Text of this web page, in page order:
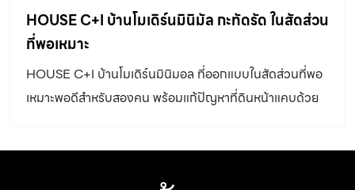
HOUSE C+I บ้านโมเดิร์นมินิมัล กะทัดรัด ในสัดส่วน
ที่พอเหมาะ
HOUSE C+I บ้านโมเดิร์นมินิมอล ที่ออกแบบในสัดส่วนที่พอ
เหมาะพอดีสำหรับสองคน พร้อมแก้ปัญหาที่ดินหน้าแคบด้วย